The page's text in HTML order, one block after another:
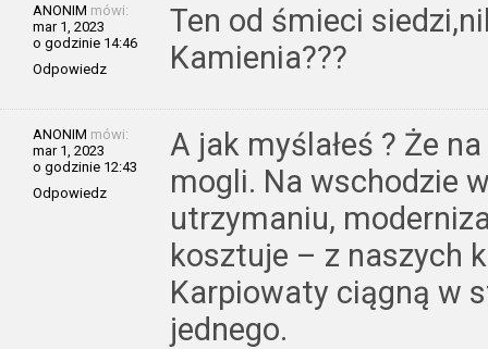
ANONIM mówi:
mar 1, 2023
o godzinie 14:46
Odpowiedz
Ten od śmieci
Kamienia???
ANONIM mówi:
mar 1, 2023
o godzinie 12:43
Odpowiedz
A jak myślałeś ? Że
mogli. Na wschodzie
utrzymaniu,
kosztuje – z naszych
Karpiowaty ciągną w
jednego.